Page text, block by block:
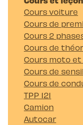
Cours voiture
Cours de
Cours 2
Cours de
Cours moto
Cours de
Cours de
TPP 121
Camion
Autocar